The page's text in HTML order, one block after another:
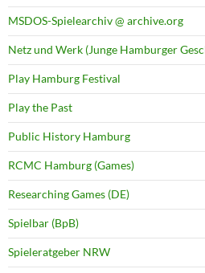
MSDOS-Spielearchiv @ archive.org
Netz und Werk (Junge Hamburger
Play Hamburg Festival
Play the Past
Public History Hamburg
RCMC Hamburg (Games)
Researching Games (DE)
Spielbar (BpB)
Spieleratgeber NRW